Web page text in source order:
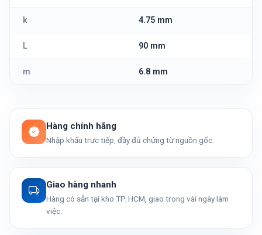
k 4.75 mm
L 90 mm
m 6.8 mm
Hàng chính hãng
Nhập khẩu trực tiếp, đầy đủ chứng từ nguồn gốc.
Giao hàng nhanh
Hàng có sẵn tại kho TP. HCM, giao trong vài ngày làm
việc.